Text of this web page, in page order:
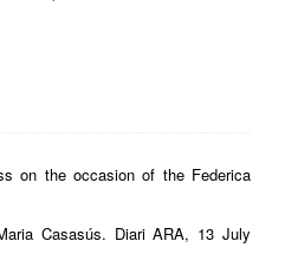
on the occasion of the Federica
Casasús. Diari ARA, 13 July